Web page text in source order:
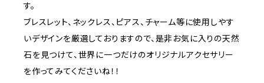
す。
ブレスレット、ネックレス、ピアス、チャーム等に使用しやす
いデザインを厳選しておりますので、是非お気に入りの天然
石を見つけて、世界に一つだけのオリジナルアクセサリー
を作ってみてくださいね！！